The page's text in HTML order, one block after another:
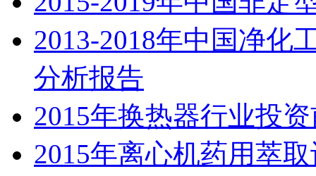
2013-2018年中国净化
分析报告
2015年换热器行业投
2015年离心机药用萃